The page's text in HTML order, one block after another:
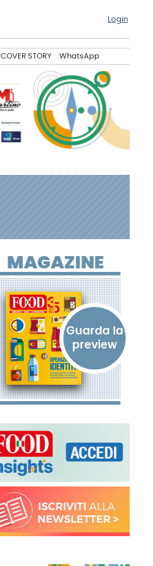
Login
COVER STORY WhatsApp
MAGAZINE